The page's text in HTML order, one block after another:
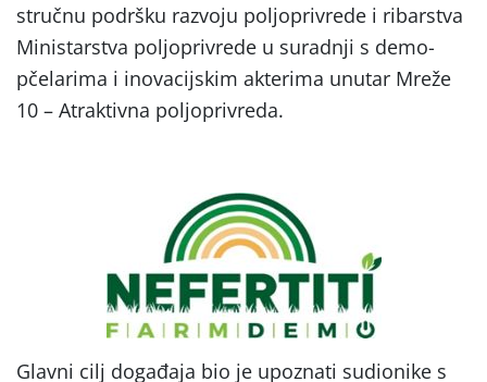
stručnu podršku razvoju poljoprivrede i ribarstva
Ministarstva poljoprivrede u suradnji s demo-
pčelarima i inovacijskim akterima unutar Mreže
10 – Atraktivna poljoprivreda.
Glavni cilj događaja bio je upoznati sudionike s